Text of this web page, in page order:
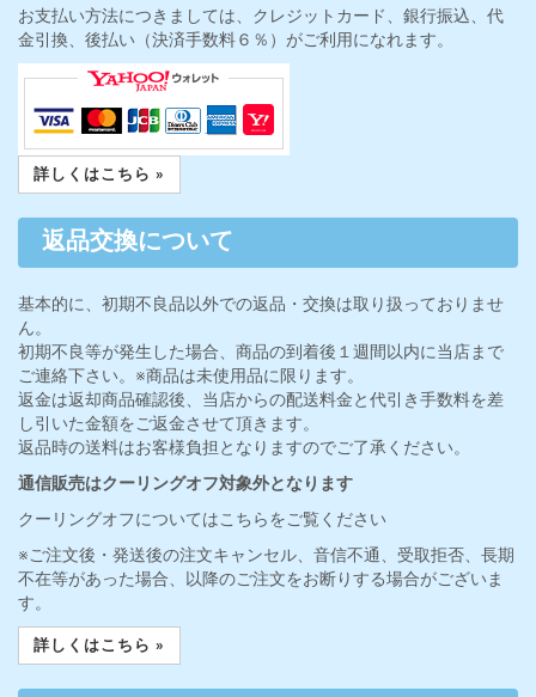
お支払い方法につきましては、クレジットカード、銀行振込、代
金引換、後払い（決済手数料６％）がご利用になれます。
詳しくはこちら »
返品交換について
基本的に、初期不良品以外での返品・交換は取り扱っておりませ
ん。
初期不良等が発生した場合、商品の到着後１週間以内に当店まで
ご連絡下さい。※商品は未使用品に限ります。
返金は返却商品確認後、当店からの配送料金と代引き手数料を差
し引いた金額をご返金させて頂きます。
返品時の送料はお客様負担となりますのでご了承ください。
通信販売はクーリングオフ対象外となります
クーリングオフについてはこちらをご覧ください
※ご注文後・発送後の注文キャンセル、音信不通、受取拒否、長期
不在等があった場合、以降のご注文をお断りする場合がございま
す。
詳しくはこちら »